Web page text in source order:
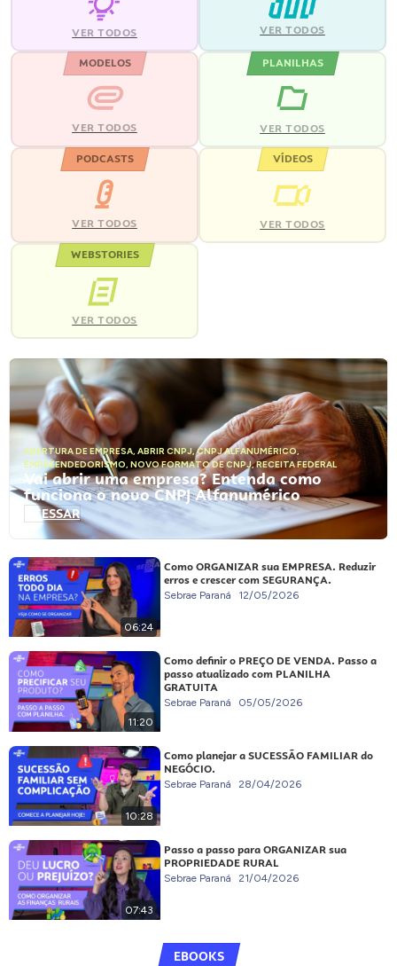
VER TODOS VER TODOS
MODELOS
VER TODOS
PLANILHAS
VER TODOS
PODCASTS
VER TODOS
VÍDEOS
VER TODOS
WEBSTORIES
VER TODOS
ABERTURA DE EMPRESA, ABRIR CNPJ,CNPJ ALFANUMÉRICO,
EMPREENDEDORISMO, NOVO FORMATO DE CNPJ,RECEITA FEDERAL
Vai abrir uma empresa? Entenda como
funciona o novo CNPJ Alfanumérico
ACESSAR
06:24
Como ORGANIZAR sua EMPRESA. Reduzir
erros e crescer com SEGURANÇA.
Sebrae Paraná 12/05/2026
11:20
Como definir o PREÇO DE VENDA. Passo a
passo atualizado com PLANILHA
GRATUITA
Sebrae Paraná 05/05/2026
10:28
Como planejar a SUCESSÃO FAMILIAR do
NEGÓCIO.
Sebrae Paraná 28/04/2026
07:43
Passo a passo para ORGANIZAR sua
PROPRIEDADE RURAL
Sebrae Paraná 21/04/2026
EBOOKS